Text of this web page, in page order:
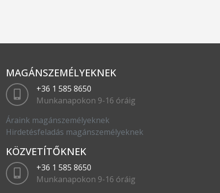
MAGÁNSZEMÉLYEKNEK
+36 1 585 8650
Munkanapokon 9-16 óráig
Áraink magánszemélyeknek
Hirdetésfeladás magánszemélyeknek
KÖZVETÍTŐKNEK
+36 1 585 8650
Munkanapokon 9-16 óráig